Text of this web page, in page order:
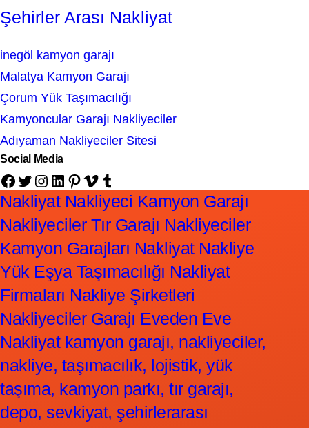
Şehirler Arası Nakliyat
inegöl kamyon garajı
Malatya Kamyon Garajı
Çorum Yük Taşımacılığı
Kamyoncular Garajı Nakliyeciler
Adıyaman Nakliyeciler Sitesi
Social Media
Facebook Twitter Instagram LinkedIn Pinterest Vimeo Tumblr
Nakliyat Nakliyeci Kamyon Garajı
Nakliyeciler Tır Garajı Nakliyeciler
Kamyon Garajları Nakliyat Nakliye
Yük Eşya Taşımacılığı Nakliyat
Firmaları Nakliye Şirketleri
Nakliyeciler Garajı Eveden Eve
Nakliyat kamyon garajı, nakliyeciler,
nakliye, taşımacılık, lojistik, yük
taşıma, kamyon parkı, tır garajı,
depo, sevkiyat, şehirlerarası